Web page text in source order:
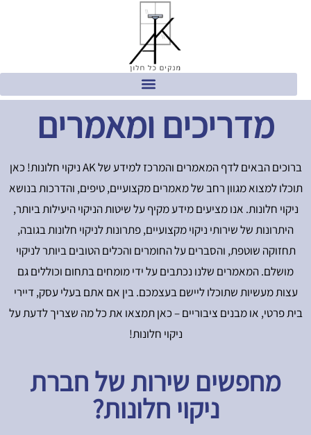
מדריכים ומאמרים
ברוכים הבאים לדף המאמרים והמרכז למידע של AK ניקוי חלונות! כאן
תוכלו למצוא מגוון רחב של מאמרים מקצועיים, טיפים, והדרכות בנושא
ניקוי חלונות. אנו מציעים מידע מקיף על שיטות הניקוי היעילות ביותר,
היתרונות של שירותי ניקוי מקצועיים, פתרונות לניקוי חלונות בגובה,
תחזוקה שוטפת, והסברים על החומרים והכלים הטובים ביותר לניקוי
מושלם. המאמרים שלנו נכתבים על ידי מומחים בתחום וכוללים גם
עצות מעשיות שתוכלו ליישם בעצמכם. בין אם אתם בעלי עסק, דיירי
בית פרטי, או מבנים ציבוריים – כאן תמצאו את כל מה שצריך לדעת על
ניקוי חלונות!
מחפשים שירות של חברת
ניקוי חלונות?